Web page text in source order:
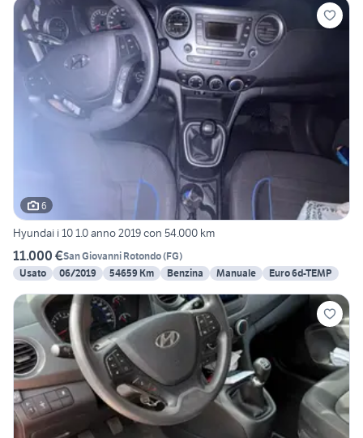
6
Hyundai i 10 1.0 anno 2019 con 54.000 km
11.000 €San Giovanni Rotondo(FG)
Usato
06/2019 54659 Km Benzina Manuale Euro 6d-TEMP